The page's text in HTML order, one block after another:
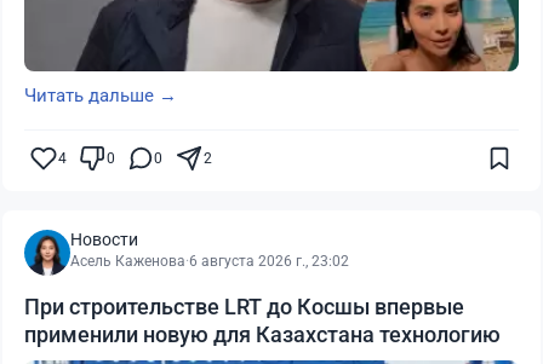
Читать дальше →
4 0 0 2
Новости
Асель Каженова·6 августа 2026 г., 23:02
При строительстве LRT до Косшы впервые
применили новую для Казахстана технологию